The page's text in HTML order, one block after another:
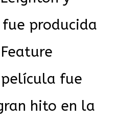
producida
fue
hito en la